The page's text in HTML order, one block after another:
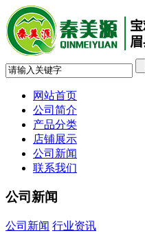
网站首页
公司简介
产品分类
店铺展示
公司新闻
联系我们
公司新闻
公司新闻 行业资讯